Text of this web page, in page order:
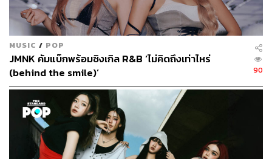
ดังนั้นหลังจากนี้สมาชิก 789 DEBUT GROUP อย่าง
ศวีร์ ศรีอรุโณทัย, มาร์ค-กฤษณ์ กัญจนาทิพย์, ขุนพล-ปองพล
ปัญญามิตร, ฮาร์ท-ชุติวัฒน์ จันเคน, จินวุค คิม, ไทย-ชญา
นนท์ ภาคฐิน, เน็กซ์-ณัฐกิตติ์ แช่มดารา, ภู-ธัชชัย ลิ้มปัญญา
กุล, คอปเปอร์-เดชาวัต พรเดชาพิพัฒ, เอเอ-อชิรกรณ์ สุวิทยะ
เสถียร, จั๋ง-ธีร์ บุญเสริมสุวงศ์ และ ภีม-วสุพล พรพนานุรักษ์
จะเปลี่ยนสถานะจากศิลปินฝึกหัดภายใต้สังกัด SUNRAY
MUSIC มาเป็นสมาชิกวง BUS อย่างเต็มตัว
MUSIC / POP
JMNK คัมแบ็กพร้อมซิงเกิล R&B ‘ไม่คิดถึงเท่าไหร่
(behind the smile)’
90